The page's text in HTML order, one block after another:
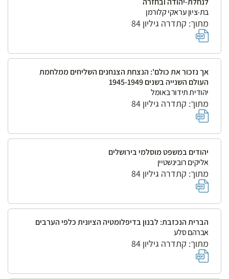
בת-ציון עראקי קלורמן
מתוך: קתדרה גיליון 84
אך נזכור את כולם': הנצחת הצנחנים השליחים ממלחמת
העולם השנייה בשנים 1945-1949
יהודית תידור באומל
מתוך: קתדרה גיליון 84
יהודים במשפט מוסלמי בירושלים
אליקים רובינשטיין
מתוך: קתדרה גיליון 84
הברית הנכזבת: לבנון בדיפלומטיה הציונית כלפי הערבים
אברהם סלע
מתוך: קתדרה גיליון 84